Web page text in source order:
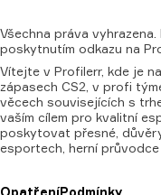
Všechna práva vyhrazena.
poskytnutím odkazu na
Vítejte v Profilerr, kde je
zápasech CS2, v profi
věcech souvisejících s
vaším cílem pro kvalitní
poskytovat přesné,
esportech, herní průvodce
OpatřeníPodmínky